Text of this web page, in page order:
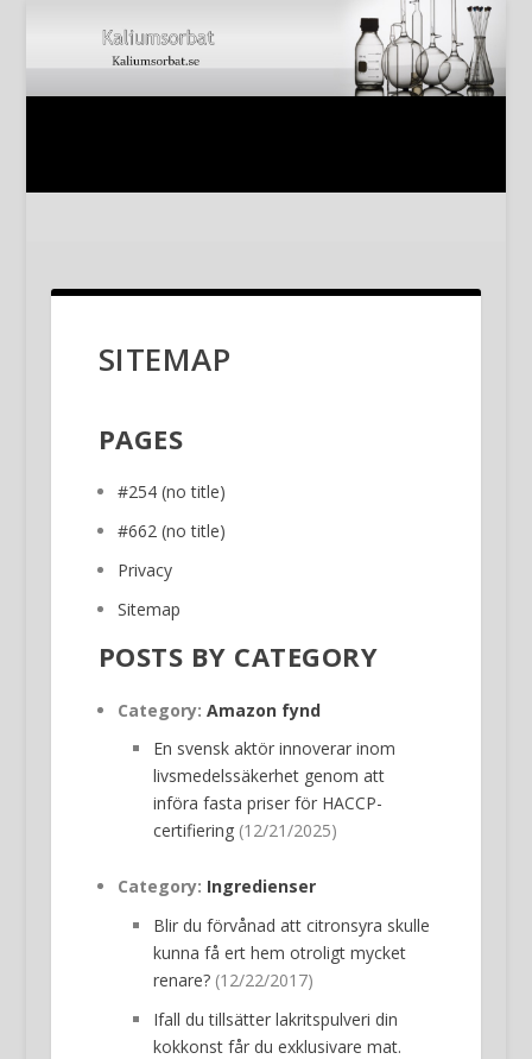
SITEMAP
PAGES
#254 (no title)
#662 (no title)
Privacy
Sitemap
POSTS BY CATEGORY
Category: Amazon fynd
En svensk aktör innoverar inom
livsmedelssäkerhet genom att
införa fasta priser för HACCP-
certifiering(12/21/2025)
Category: Ingredienser
Blir du förvånad att citronsyra skulle
kunna få ert hem otroligt mycket
renare?(12/22/2017)
Ifall du tillsätter lakritspulveri din
kokkonst får du exklusivare mat.